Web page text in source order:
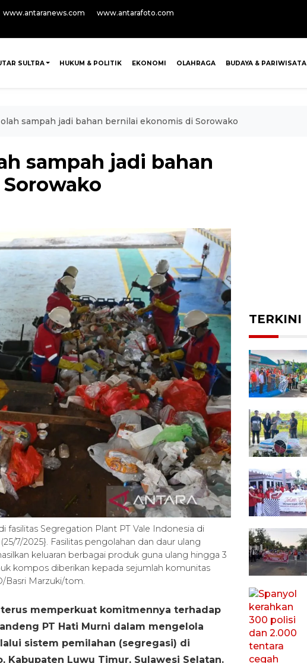
www.antaranews.com
www.antarafoto.com
SULTRA HUKUM & POLITIK EKONOMI OLAHRAGA BUDAYA & PARIWISATA
sampah jadi bahan bernilai ekonomis di Sorowako
sampah jadi bahan
fasilitas Segregation Plant PT Vale Indonesia di
7/2025}. Fasilitas pengolahan dan daur ulang
keluaran berbagai produk guna ulang hingga 3
kompos diberikan kepada sejumlah komunitas
Basri Marzuki/tom.
terus memperkuat komitmennya terhadap
PT Hati Murni dalam mengelola
sistem pemilahan (segregasi) di
Kabupaten Luwu Timur, Sulawesi Selatan.
TERKINI